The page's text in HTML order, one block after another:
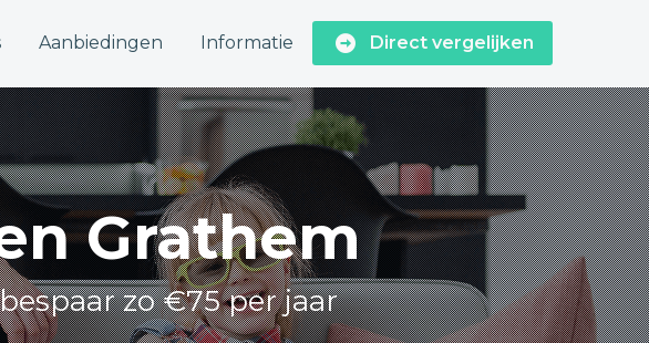
Aanbiedingen Informatie Direct vergelijken
Grathem
zo €75 per jaar